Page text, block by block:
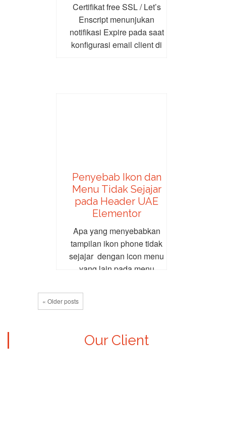
Certifikat free SSL / Let’s
Enscript menunjukan
notifikasi Expire pada saat
konfigurasi email client di
Penyebab Ikon dan
Menu Tidak Sejajar
pada Header UAE
Elementor
Apa yang menyebabkan
tampilan ikon phone tidak
sejajar dengan icon menu
yang lain pada menu
« Older posts
Our Client